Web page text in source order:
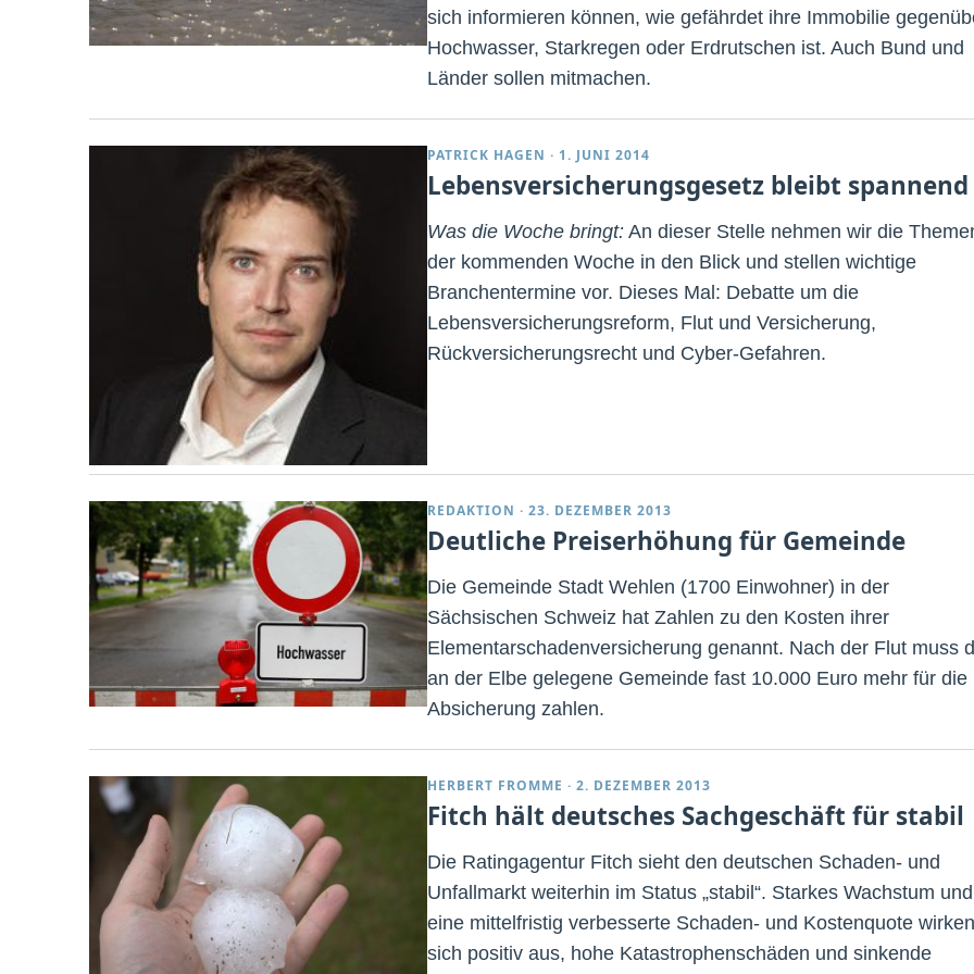
sich informieren können, wie gefährdet ihre Immobilie
Hochwasser, Starkregen oder Erdrutschen ist. Auch Bund und
Länder sollen mitmachen.
PATRICK HAGEN · 1. JUNI 2014
Lebensversicherungsgesetz bleibt spannend
Was die Woche bringt:An dieser Stelle nehmen wir die
der kommenden Woche in den Blick und stellen wichtige
Branchentermine vor. Dieses Mal: Debatte um die
Lebensversicherungsreform, Flut und Versicherung,
Rückversicherungsrecht und Cyber-Gefahren.
REDAKTION · 23. DEZEMBER 2013
Deutliche Preiserhöhung für Gemeinde
Die Gemeinde Stadt Wehlen (1700 Einwohner) in der
Sächsischen Schweiz hat Zahlen zu den Kosten ihrer
Elementarschadenversicherung genannt. Nach der Flut muss
an der Elbe gelegene Gemeinde fast 10.000 Euro mehr für die
Absicherung zahlen.
HERBERT FROMME · 2. DEZEMBER 2013
Fitch hält deutsches Sachgeschäft für stabil
Die Ratingagentur Fitch sieht den deutschen Schaden- und
Unfallmarkt weiterhin im Status „stabil“. Starkes Wachstum und
eine mittelfristig verbesserte Schaden- und Kostenquote wirken
sich positiv aus, hohe Katastrophenschäden und sinkende